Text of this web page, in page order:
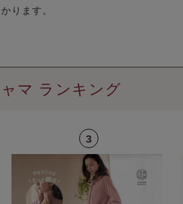
ります。
マ ランキング